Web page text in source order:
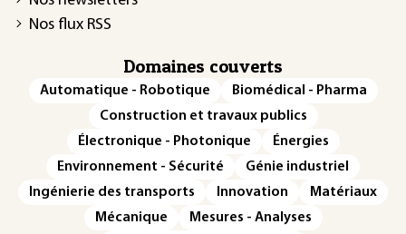
Nos flux RSS
Domaines couverts
Automatique - Robotique
Biomédical - Pharma
Construction et travaux publics
Électronique - Photonique
Énergies
Environnement - Sécurité
Génie industriel
Ingénierie des transports
Innovation
Matériaux
Mécanique
Mesures - Analyses